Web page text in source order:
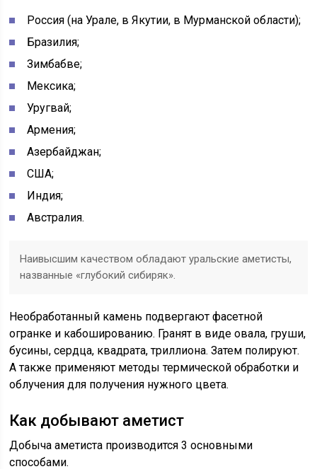
Россия (на Урале, в Якутии, в Мурманской области);
Бразилия;
Зимбабве;
Мексика;
Уругвай;
Армения;
Азербайджан;
США;
Индия;
Австралия.
Наивысшим качеством обладают уральские аметисты,
названные «глубокий сибиряк».
Необработанный камень подвергают фасетной
огранке и кабошированию. Гранят в виде овала, груши,
бусины, сердца, квадрата, триллиона. Затем полируют.
А также применяют методы термической обработки и
облучения для получения нужного цвета.
Как добывают аметист
Добыча аметиста производится 3 основными
способами.